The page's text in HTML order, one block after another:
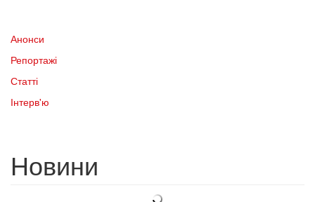
Анонси
Репортажі
Статті
Інтерв'ю
Новини